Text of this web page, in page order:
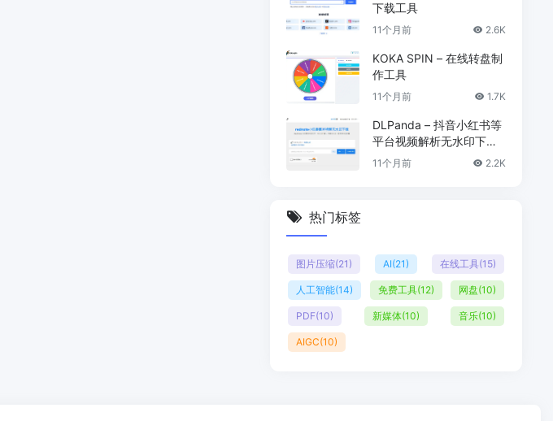
下载工具
11个月前 2.6K
KOKA SPIN – 在线转盘制
作工具
11个月前 1.7K
DLPanda – 抖音小红书等
平台视频解析无水印下载
工具
11个月前 2.2K
热门标签
图片压缩(21) AI(21) 在线工具(15)
人工智能(14) 免费工具(12) 网盘(10)
PDF(10) 新媒体(10) 音乐(10)
AIGC(10)